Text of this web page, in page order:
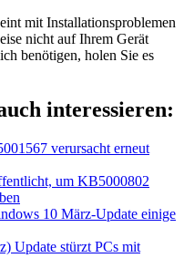
mit Installationsproblemen
nicht auf Ihrem Gerät
benötigen, holen Sie es
interessieren:
verursacht erneut
um KB5000802
10 März-Update einige
Update stürzt PCs mit